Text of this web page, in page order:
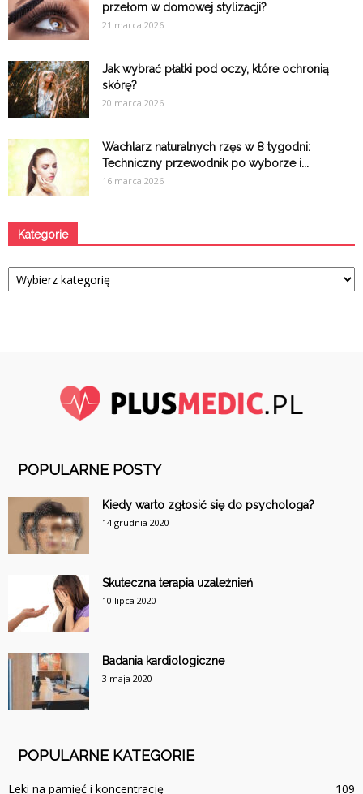
przełom w domowej stylizacji?
21 marca 2026
Jak wybrać płatki pod oczy, które ochronią
skórę?
20 marca 2026
Wachlarz naturalnych rzęs w 8 tygodni:
Techniczny przewodnik po wyborze i...
16 marca 2026
Kategorie
Kategorie
POPULARNE POSTY
Kiedy warto zgłosić się do psychologa?
14 grudnia 2020
Skuteczna terapia uzależnień
10 lipca 2020
Badania kardiologiczne
3 maja 2020
POPULARNE KATEGORIE
Leki na pamięć i koncentrację 109